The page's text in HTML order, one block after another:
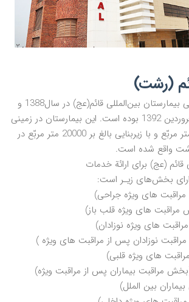
(رشت)
آغاز عملیات ساختمانی بیمارستان بین‌المللی قائم(عج) در سال1388 و
بهره‌برداری از آن در فروردین 1392 بوده است. این بیمارستان در زمینی
به مساحت 12000 متر مربّع و با زیربنایی بالغ بر 20000 متر مربّع در
واقع شده است.
قائم (عج) برای ارائة خدمات
بخش‌های زیـر است: